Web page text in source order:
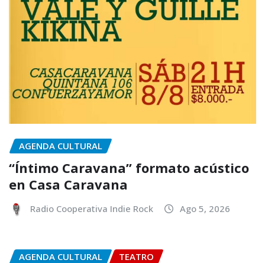
AGENDA CULTURAL
“Íntimo Caravana” formato acústico
en Casa Caravana
Radio Cooperativa Indie Rock Ago 5, 2026
AGENDA CULTURAL TEATRO